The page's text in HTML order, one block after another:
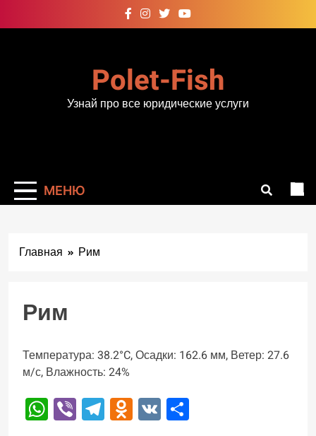
к
Polet-Fish
Узнай про все юридические услуги
МЕНЮ
Главная Рим
Рим
Температура: 38.2°C, Осадки: 162.6 мм, Ветер: 27.6
м/с, Влажность: 24%
WhatsApp
ViberTelegram
Odnoklassniki
VK